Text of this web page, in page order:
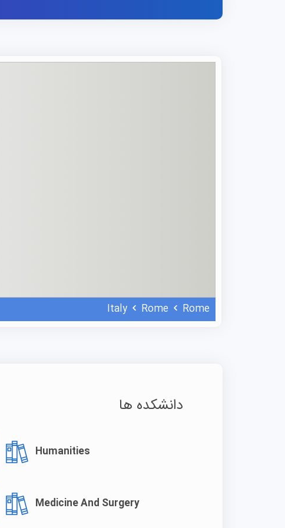
Italy Rome Rome
دانشکده ها
Humanities
Medicine And Surgery